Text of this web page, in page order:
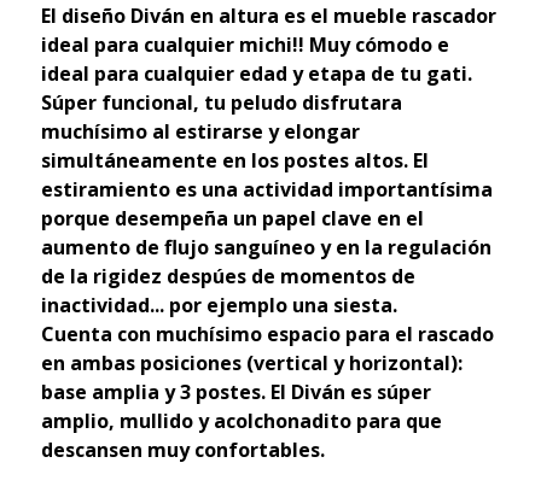
El diseño Diván en altura es el mueble rascador
ideal para cualquier michi!! Muy cómodo e
ideal para cualquier edad y etapa de tu gati.
Súper funcional, tu peludo disfrutara
muchísimo al estirarse y elongar
simultáneamente en los postes altos. El
estiramiento es una actividad importantísima
porque desempeña un papel clave en el
aumento de flujo sanguíneo y en la regulación
de la rigidez despúes de momentos de
inactividad... por ejemplo una siesta.
Cuenta con muchísimo espacio para el rascado
en ambas posiciones (vertical y horizontal):
base amplia y 3 postes. El Diván es súper
amplio, mullido y acolchonadito para que
descansen muy confortables.